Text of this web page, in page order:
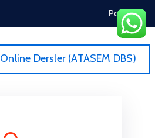
Portal
Online Dersler (ATASEM DBS)